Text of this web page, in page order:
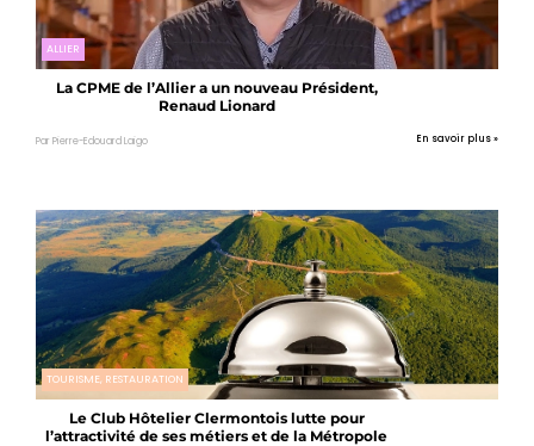
ALLIER
La CPME de l’Allier a un nouveau Président,
Renaud Lionard
Par Pierre-Edouard Laigo En savoir plus »
TOURISME, RESTAURATION
Le Club Hôtelier Clermontois lutte pour
l’attractivité de ses métiers et de la Métropole